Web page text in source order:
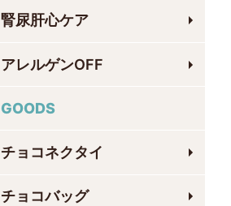
腎尿肝心ケア
アレルゲンOFF
GOODS
チョコネクタイ
チョコバッグ